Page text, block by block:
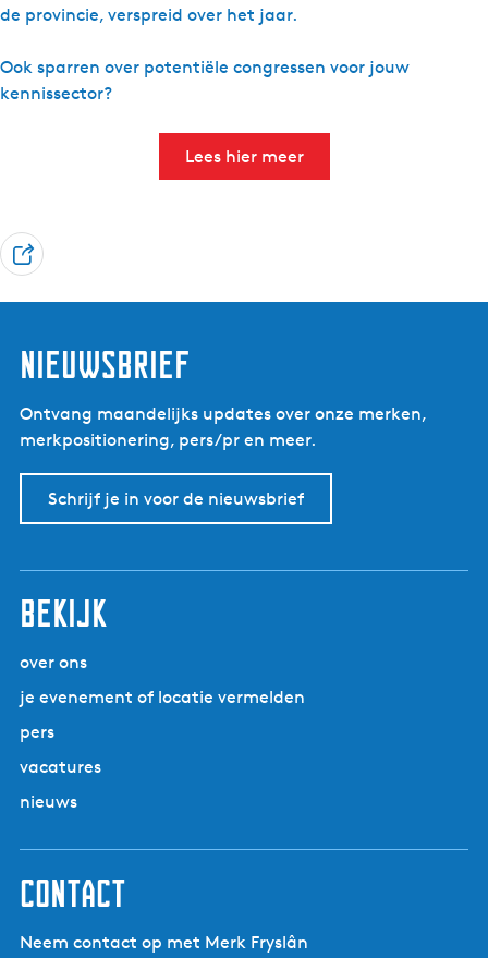
de provincie, verspreid over het jaar.
Ook sparren over potentiële congressen voor jouw
kennissector?
Lees hier meer
D
Nieuwsbrief
Ontvang maandelijks updates over onze merken,
merkpositionering, pers/pr en meer.
Schrijf je in voor de nieuwsbrief
Bekijk
over ons
je evenement of locatie vermelden
pers
vacatures
nieuws
Contact
Neem contact op met Merk Fryslân